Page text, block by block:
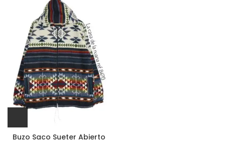
Buzo Saco Sueter Abierto